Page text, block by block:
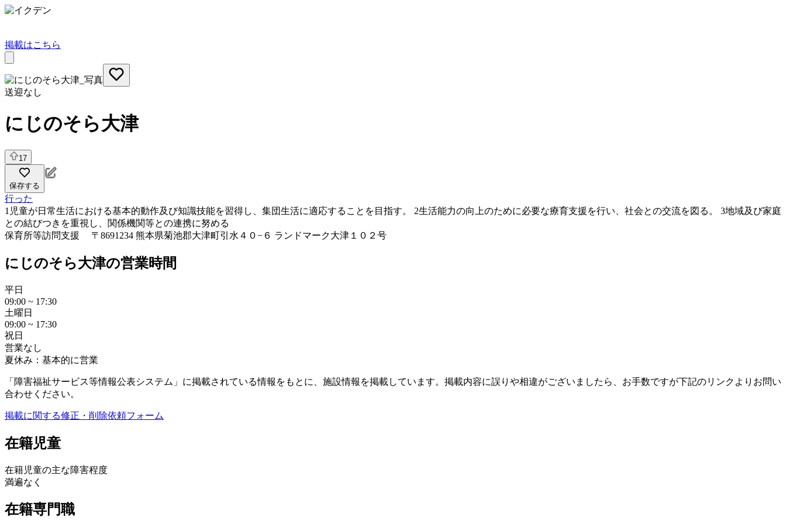
掲載はこちら
送迎なし
にじのそら大津
17
保存する
行った
1児童が日常生活における基本的動作及び知識技能を習得し、集団生活に適応することを目指す。 2生活能力の向上のために必要な療育支援を行い、社会との交流を図る。 3地域及び家庭
との結びつきを重視し、関係機関等との連携に努める
保育所等訪問支援 〒8691234 熊本県菊池郡大津町引水４０−６ ランドマーク大津１０２号
にじのそら大津の営業時間
平日
09:00 ~ 17:30
土曜日
09:00 ~ 17:30
祝日
営業なし
夏休み：基本的に営業
「障害福祉サービス等情報公表システム」に掲載されている情報をもとに、施設情報を掲載しています。掲載内容に誤りや相違がございましたら、お手数ですが下記のリンクよりお問い
合わせください。
掲載に関する修正・削除依頼フォーム
在籍児童
在籍児童の主な障害程度
満遍なく
在籍専門職